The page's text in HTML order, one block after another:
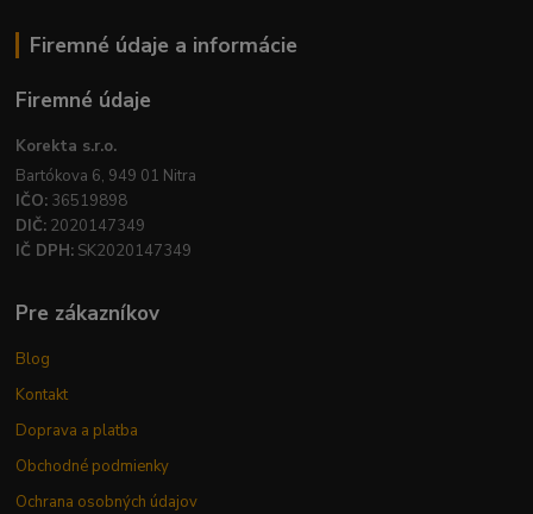
Firemné údaje a informácie
Firemné údaje
Korekta s.r.o.
Bartókova 6, 949 01 Nitra
IČO: 36519898
DIČ: 2020147349
IČ DPH: SK2020147349
Pre zákazníkov
Blog
Kontakt
Doprava a platba
Obchodné podmienky
Ochrana osobných údajov